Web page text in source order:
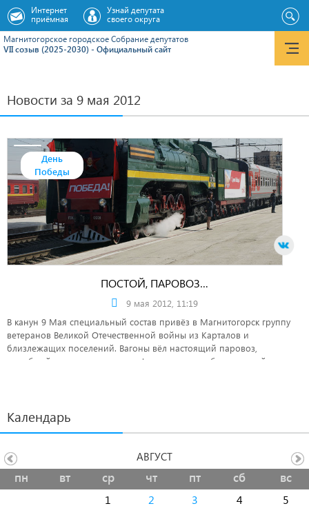
Магнитогорское городское Cобрание депутатов
VII созыв (2025-2030) - Официальный сайт
Интернет
приёмная
Узнай депутата
своего округа
Новости за 9 мая 2012
День
Победы
ПОСТОЙ, ПАРОВОЗ…
9 мая 2012, 11:19
В канун 9 Мая специальный состав привёз в Магнитогорск группу
ветеранов Великой Отечественной войны из Карталов и
близлежащих поселений. Вагоны вёл настоящий паровоз,
подобный тем, что увозили на фронт, а затем обратно с войны
Календарь
пн вт ср чт пт сб вс
1 2 3 4
5
АВГУСТ